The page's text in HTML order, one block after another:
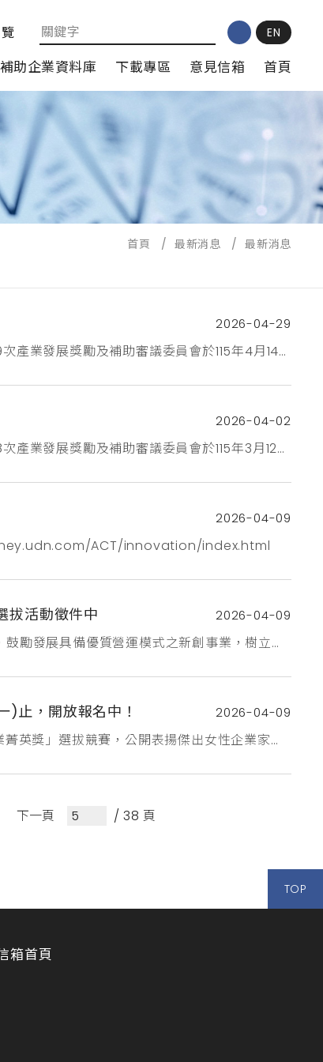
EN
補助企業資料庫 下載專區 意見信箱 首頁
首頁 / 最新消息 / 最新消息
2026-04-29
產業發展獎勵及補助審議委員會於115年4月14
審查，並提送本次大會審議通過之案件；其餘案
2026-04-02
業發展獎勵及補助審議委員會於115年3月12日
份有限公司奧創智慧股份有限公司大數軟體有
2026-04-09
ACT/innovation/index.html
拔活動徵件中 2026-04-09
勵發展具備優質營運模式之新創事業，樹立成
)止，開放報名中！ 2026-04-09
英獎」選拔競賽，公開表揚傑出女性企業家之
women/聯絡窗口：女性創業
下一頁 / 38 頁
TOP
箱首頁